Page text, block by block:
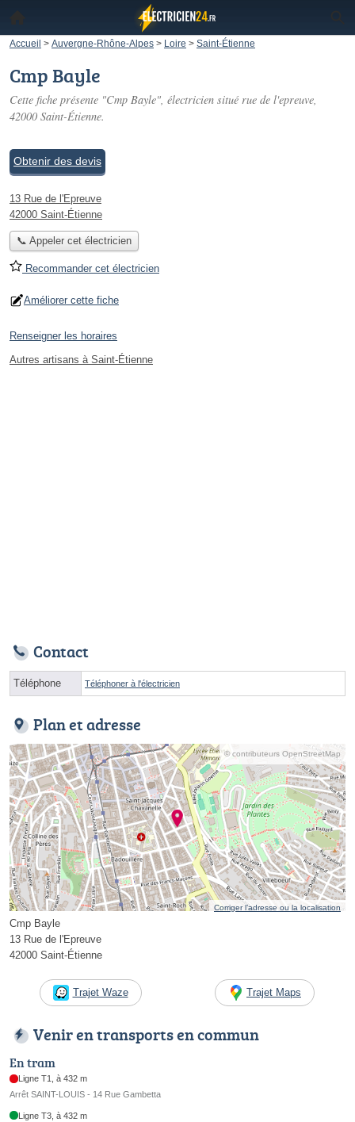
Accueil > Auvergne-Rhône-Alpes > Loire > Saint-Étienne
Cmp Bayle
Cette fiche présente "Cmp Bayle", électricien situé rue de l'epreuve,
42000 Saint-Étienne.
Obtenir des devis
13 Rue de l'Epreuve
42000 Saint-Étienne
📞 Appeler cet électricien
Recommander cet électricien
Améliorer cette fiche
Renseigner les horaires
Autres artisans à Saint-Étienne
Contact
Téléphone Téléphoner à l'électricien
Plan et adresse
© contributeurs OpenStreetMap
Corriger l’adresse ou la localisation
Cmp Bayle
13 Rue de l'Epreuve
42000 Saint-Étienne
Trajet Waze Trajet Maps
Venir en transports en commun
En tram
Ligne T1, à 432 m
Arrêt SAINT-LOUIS - 14 Rue Gambetta
Ligne T3, à 432 m